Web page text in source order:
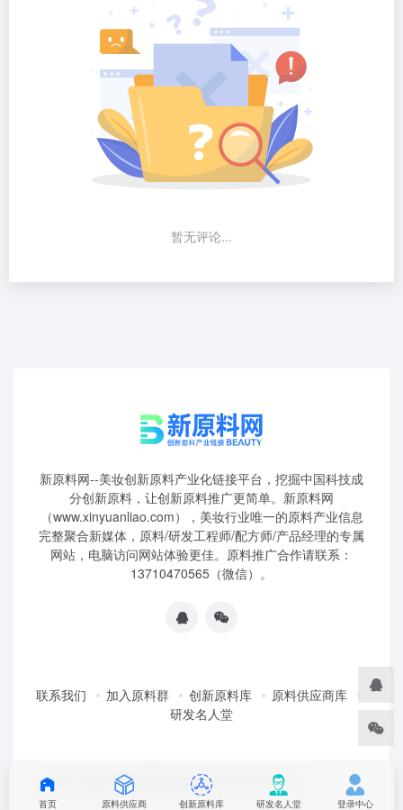
暂无评论...
新原料网--美妆创新原料产业化链接平台，挖掘中国科技成
分创新原料，让创新原料推广更简单。新原料网
（www.xinyuanliao.com），美妆行业唯一的原料产业信息
完整聚合新媒体，原料/研发工程师/配方师/产品经理的专属
网站，电脑访问网站体验更佳。原料推广合作请联系：
13710470565（微信）。
联系我们 加入原料群 创新原料库
原料供应商库
研发名人堂
©2025 妆榜科技·新原料网 版权所有 粤ICP2024350757
首页 原料供应商 创新原料库 研发名人堂 登录中心